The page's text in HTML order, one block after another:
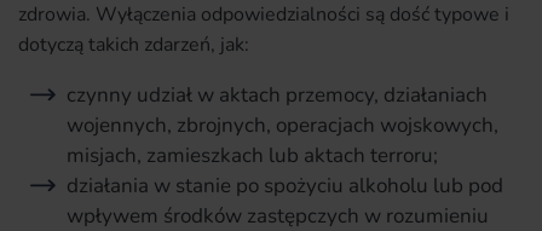
zdrowia. Wyłączenia odpowiedzialności są dość typowe i
dotyczą takich zdarzeń, jak:
czynny udział w aktach przemocy, działaniach
wojennych, zbrojnych, operacjach wojskowych,
misjach, zamieszkach lub aktach terroru;
działania w stanie po spożyciu alkoholu lub pod
wpływem środków zastępczych w rozumieniu